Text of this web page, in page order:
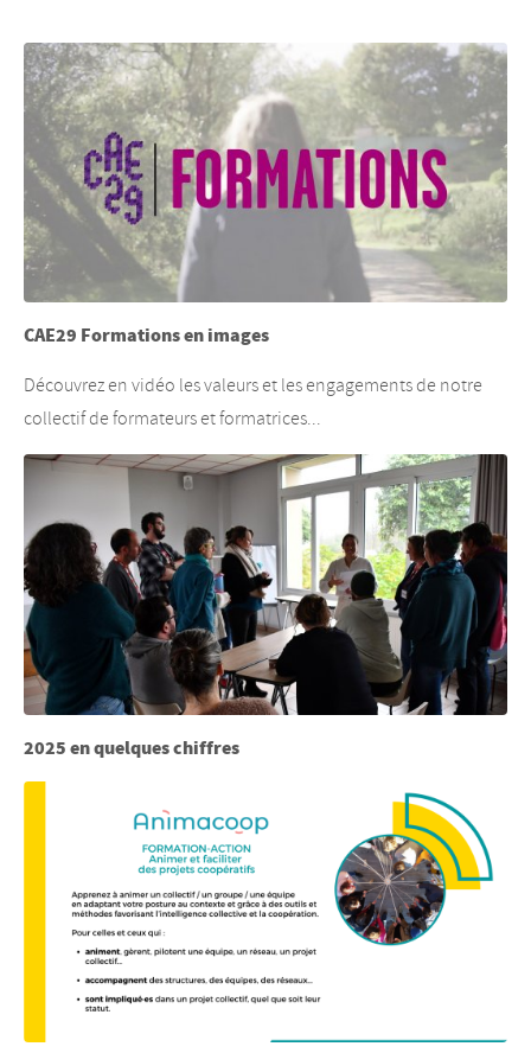
CAE29 Formations en images
Découvrez en vidéo les valeurs et les engagements de notre
collectif de formateurs et formatrices...
2025 en quelques chiffres